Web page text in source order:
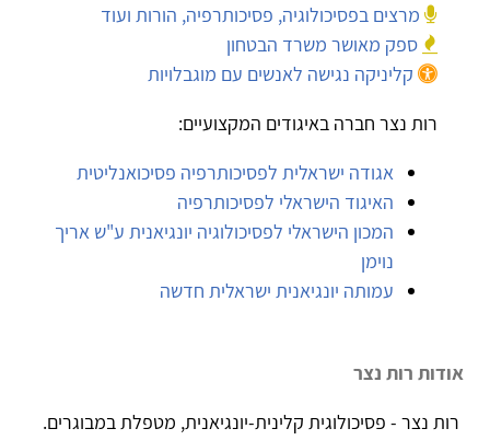
מרצים בפסיכולוגיה, פסיכותרפיה, הורות ועוד
ספק מאושר משרד הבטחון
קליניקה נגישה לאנשים עם מוגבלויות
רות נצר חברה באיגודים המקצועיים:
אגודה ישראלית לפסיכותרפיה פסיכואנליטית
האיגוד הישראלי לפסיכותרפיה
המכון הישראלי לפסיכולוגיה יונגיאנית ע"ש אריך
נוימן
עמותה יונגיאנית ישראלית חדשה
אודות רות נצר
רות נצר - פסיכולוגית קלינית-יונגיאנית, מטפלת במבוגרים.